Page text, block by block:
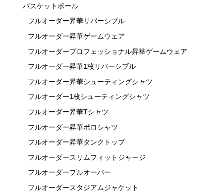
バスケットボール
フルオーダー昇華リバーシブル
フルオーダー昇華ゲームウェア
フルオーダープロフェッショナル昇華ゲームウェア
フルオーダー昇華1枚リバーシブル
フルオーダー昇華シューティングシャツ
フルオーダー1枚シューティングシャツ
フルオーダー昇華Tシャツ
フルオーダー昇華ポロシャツ
フルオーダー昇華タンクトップ
フルオーダースリムフィットジャージ
フルオーダープルオーバー
フルオーダースタジアムジャケット